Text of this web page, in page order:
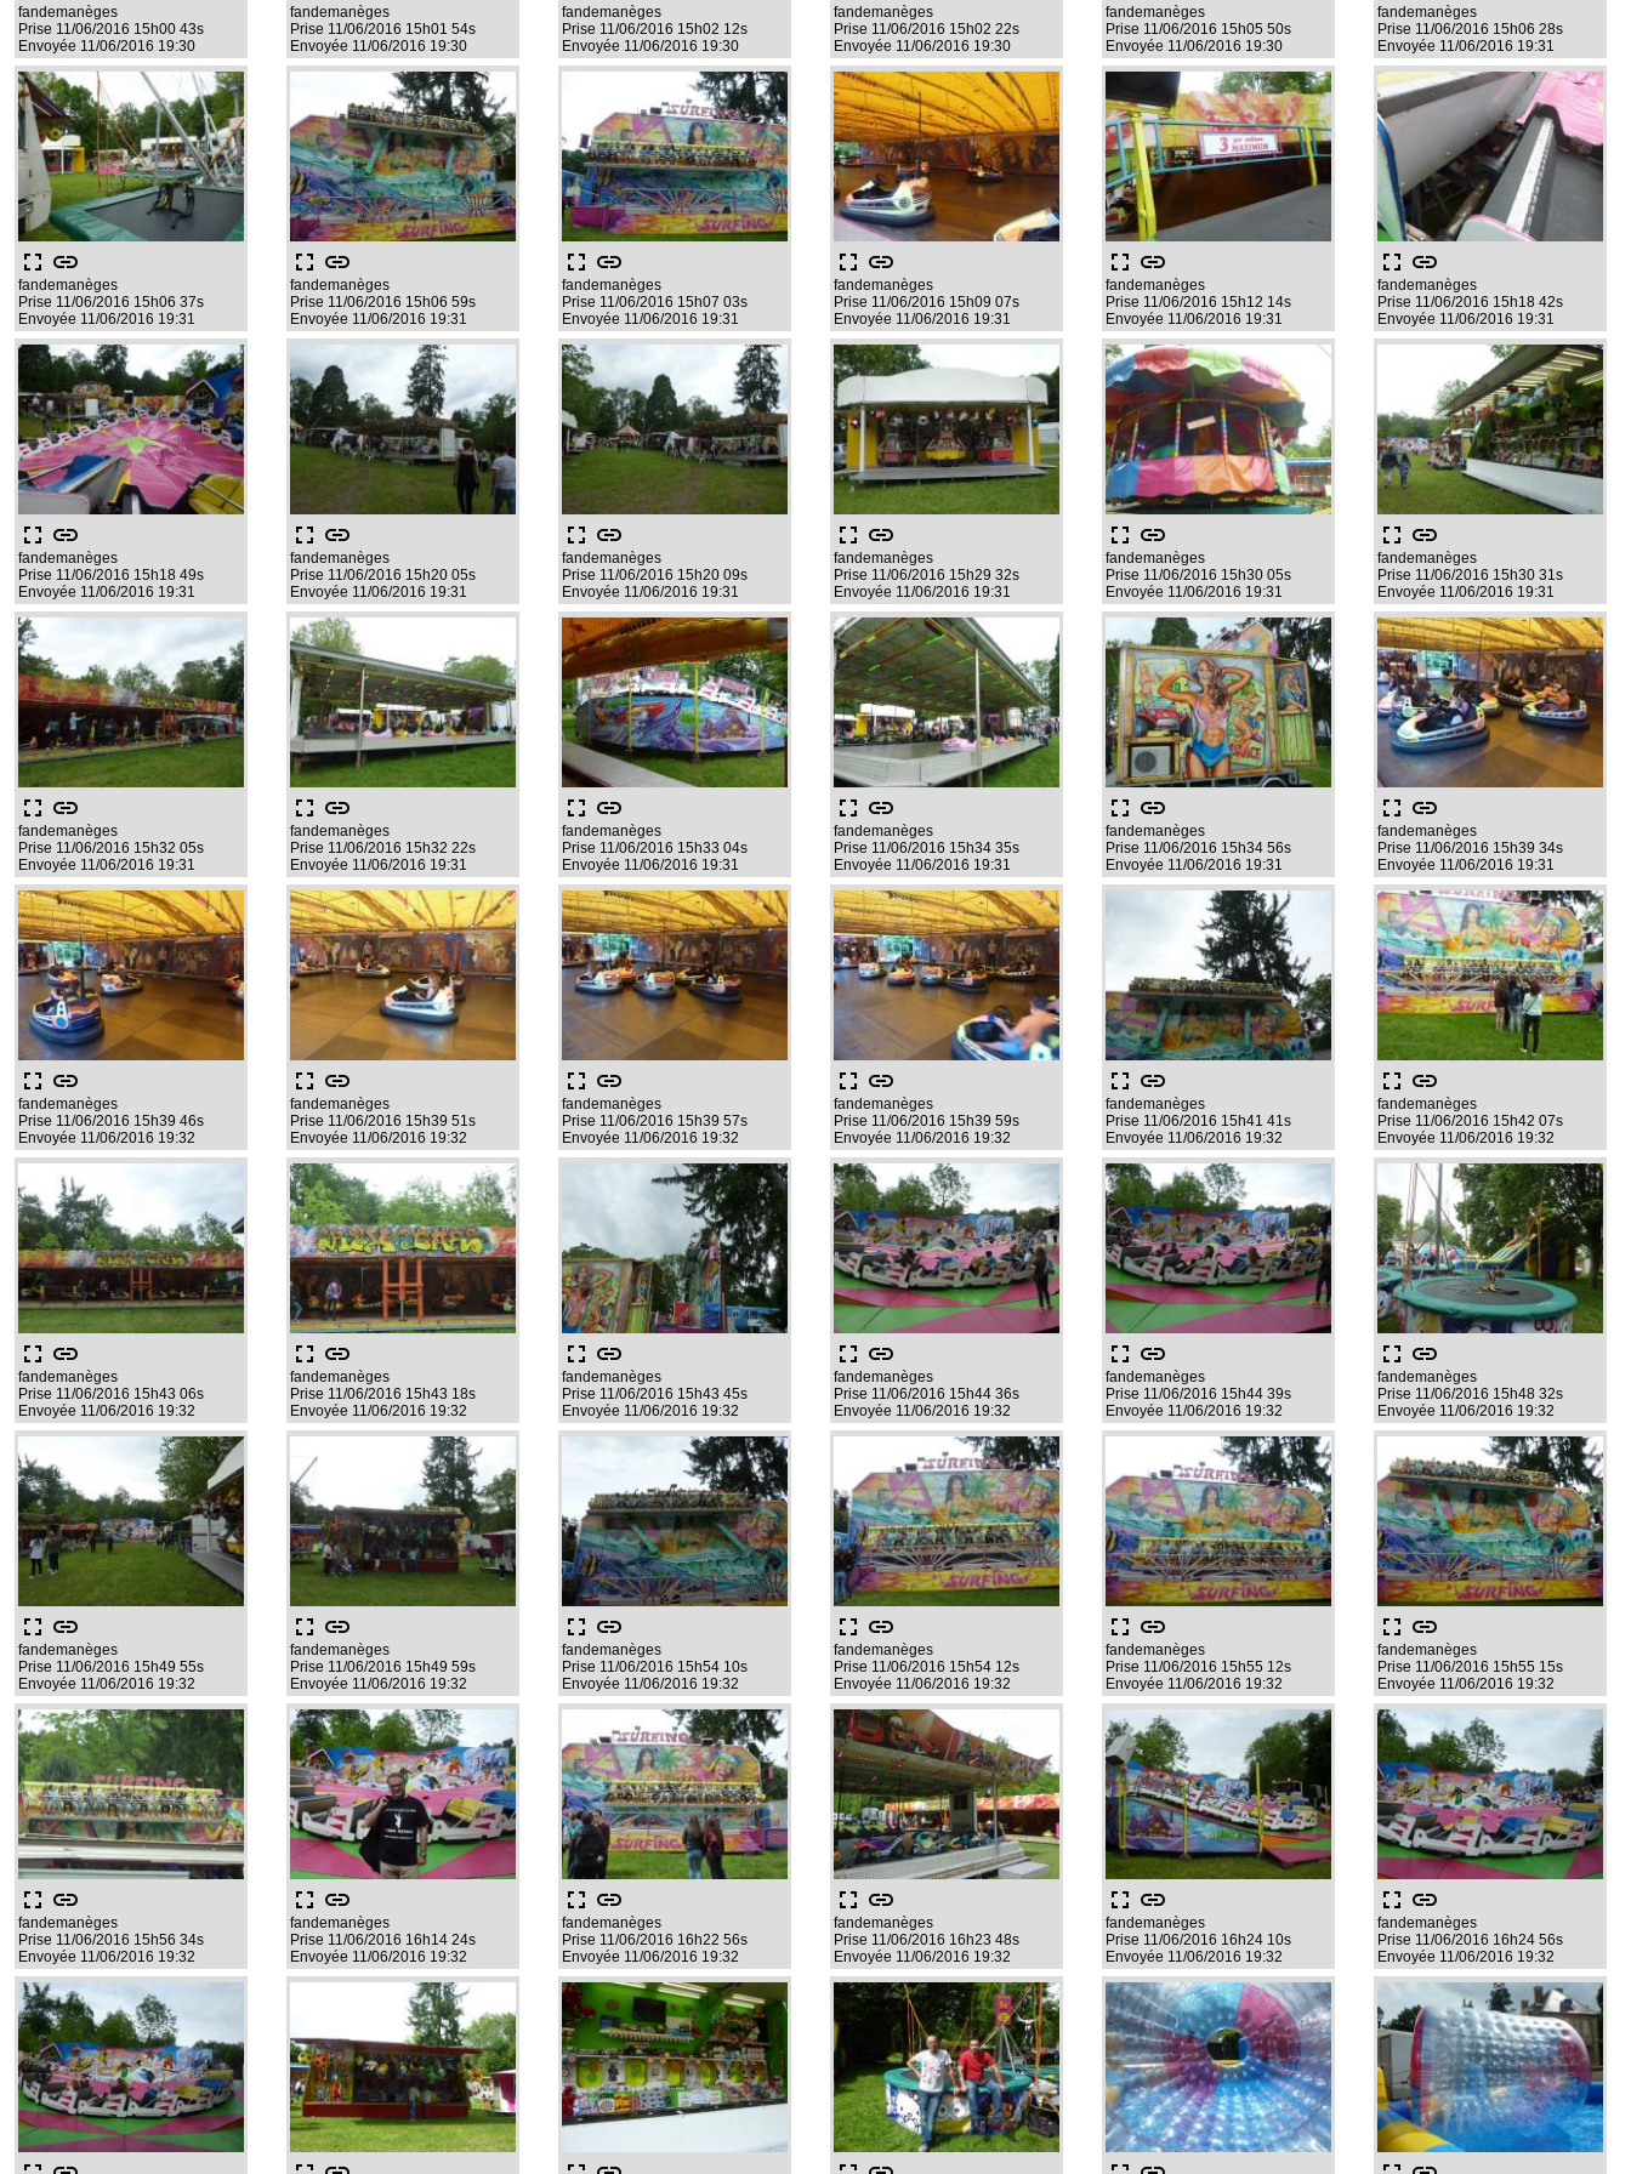
fandemanèges
Prise 11/06/2016 15h00 43s
Envoyée 11/06/2016 19:30
fandemanèges
Prise 11/06/2016 15h01 54s
Envoyée 11/06/2016 19:30
fandemanèges
Prise 11/06/2016 15h02 12s
Envoyée 11/06/2016 19:30
fandemanèges
Prise 11/06/2016 15h02 22s
Envoyée 11/06/2016 19:30
fandemanèges
Prise 11/06/2016 15h05 50s
Envoyée 11/06/2016 19:30
fandemanèges
Prise 11/06/2016 15h06 28s
Envoyée 11/06/2016 19:31
fullscreen link
fandemanèges
Prise 11/06/2016 15h06 37s
Envoyée 11/06/2016 19:31
fullscreen link
fandemanèges
Prise 11/06/2016 15h06 59s
Envoyée 11/06/2016 19:31
fullscreen link
fandemanèges
Prise 11/06/2016 15h07 03s
Envoyée 11/06/2016 19:31
fullscreen link
fandemanèges
Prise 11/06/2016 15h09 07s
Envoyée 11/06/2016 19:31
fullscreen link
fandemanèges
Prise 11/06/2016 15h12 14s
Envoyée 11/06/2016 19:31
fullscreen link
fandemanèges
Prise 11/06/2016 15h18 42s
Envoyée 11/06/2016 19:31
fullscreen link
fandemanèges
Prise 11/06/2016 15h18 49s
Envoyée 11/06/2016 19:31
fullscreen link
fandemanèges
Prise 11/06/2016 15h20 05s
Envoyée 11/06/2016 19:31
fullscreen link
fandemanèges
Prise 11/06/2016 15h20 09s
Envoyée 11/06/2016 19:31
fullscreen link
fandemanèges
Prise 11/06/2016 15h29 32s
Envoyée 11/06/2016 19:31
fullscreen link
fandemanèges
Prise 11/06/2016 15h30 05s
Envoyée 11/06/2016 19:31
fullscreen link
fandemanèges
Prise 11/06/2016 15h30 31s
Envoyée 11/06/2016 19:31
fullscreen link
fandemanèges
Prise 11/06/2016 15h32 05s
Envoyée 11/06/2016 19:31
fullscreen link
fandemanèges
Prise 11/06/2016 15h32 22s
Envoyée 11/06/2016 19:31
fullscreen link
fandemanèges
Prise 11/06/2016 15h33 04s
Envoyée 11/06/2016 19:31
fullscreen link
fandemanèges
Prise 11/06/2016 15h34 35s
Envoyée 11/06/2016 19:31
fullscreen link
fandemanèges
Prise 11/06/2016 15h34 56s
Envoyée 11/06/2016 19:31
fullscreen link
fandemanèges
Prise 11/06/2016 15h39 34s
Envoyée 11/06/2016 19:31
fullscreen link
fandemanèges
Prise 11/06/2016 15h39 46s
Envoyée 11/06/2016 19:32
fullscreen link
fandemanèges
Prise 11/06/2016 15h39 51s
Envoyée 11/06/2016 19:32
fullscreen link
fandemanèges
Prise 11/06/2016 15h39 57s
Envoyée 11/06/2016 19:32
fullscreen link
fandemanèges
Prise 11/06/2016 15h39 59s
Envoyée 11/06/2016 19:32
fullscreen link
fandemanèges
Prise 11/06/2016 15h41 41s
Envoyée 11/06/2016 19:32
fullscreen link
fandemanèges
Prise 11/06/2016 15h42 07s
Envoyée 11/06/2016 19:32
fullscreen link
fandemanèges
Prise 11/06/2016 15h43 06s
Envoyée 11/06/2016 19:32
fullscreen link
fandemanèges
Prise 11/06/2016 15h43 18s
Envoyée 11/06/2016 19:32
fullscreen link
fandemanèges
Prise 11/06/2016 15h43 45s
Envoyée 11/06/2016 19:32
fullscreen link
fandemanèges
Prise 11/06/2016 15h44 36s
Envoyée 11/06/2016 19:32
fullscreen link
fandemanèges
Prise 11/06/2016 15h44 39s
Envoyée 11/06/2016 19:32
fullscreen link
fandemanèges
Prise 11/06/2016 15h48 32s
Envoyée 11/06/2016 19:32
fullscreen link
fandemanèges
Prise 11/06/2016 15h49 55s
Envoyée 11/06/2016 19:32
fullscreen link
fandemanèges
Prise 11/06/2016 15h49 59s
Envoyée 11/06/2016 19:32
fullscreen link
fandemanèges
Prise 11/06/2016 15h54 10s
Envoyée 11/06/2016 19:32
fullscreen link
fandemanèges
Prise 11/06/2016 15h54 12s
Envoyée 11/06/2016 19:32
fullscreen link
fandemanèges
Prise 11/06/2016 15h55 12s
Envoyée 11/06/2016 19:32
fullscreen link
fandemanèges
Prise 11/06/2016 15h55 15s
Envoyée 11/06/2016 19:32
fullscreen link
fandemanèges
Prise 11/06/2016 15h56 34s
Envoyée 11/06/2016 19:32
fullscreen link
fandemanèges
Prise 11/06/2016 16h14 24s
Envoyée 11/06/2016 19:32
fullscreen link
fandemanèges
Prise 11/06/2016 16h22 56s
Envoyée 11/06/2016 19:32
fullscreen link
fandemanèges
Prise 11/06/2016 16h23 48s
Envoyée 11/06/2016 19:32
fullscreen link
fandemanèges
Prise 11/06/2016 16h24 10s
Envoyée 11/06/2016 19:32
fullscreen link
fandemanèges
Prise 11/06/2016 16h24 56s
Envoyée 11/06/2016 19:32